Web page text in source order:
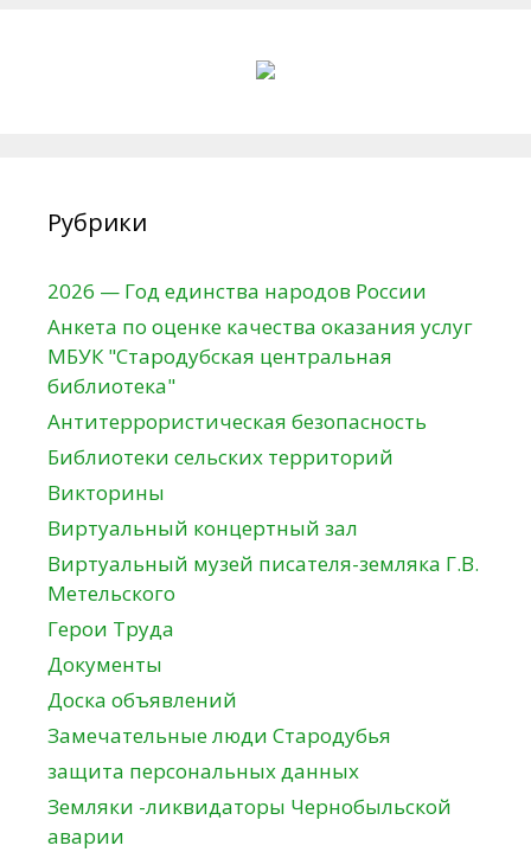
Рубрики
2026 — Год единства народов России
Анкета по оценке качества оказания услуг
МБУК "Стародубская центральная
библиотека"
Антитеррористическая безопасность
Библиотеки сельских территорий
Викторины
Виртуальный концертный зал
Виртуальный музей писателя-земляка Г.В.
Метельского
Герои Труда
Документы
Доска объявлений
Замечательные люди Стародубья
защита персональных данных
Земляки -ликвидаторы Чернобыльской
аварии